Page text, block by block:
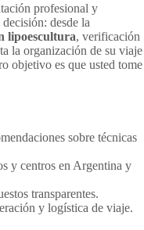
profesional y
desde la
lipoescultura, verificación
la organización de su viaje
objetivo es que usted tome
sobre técnicas
y centros en Argentina y
transparentes.
y logística de viaje.